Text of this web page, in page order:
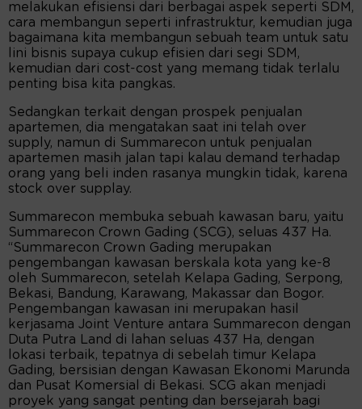
melakukan efisiensi dari berbagai aspek seperti SDM,
cara membangun seperti infrastruktur, kemudian juga
bagaimana kita membangun sebuah team untuk satu
lini bisnis supaya cukup efisien dari segi SDM,
kemudian dari cost-cost yang memang tidak terlalu
penting bisa kita pangkas.
Sedangkan terkait dengan prospek penjualan
apartemen, dia mengatakan saat ini telah over
supply, namun di Summarecon untuk penjualan
apartemen masih jalan tapi kalau demand terhadap
orang yang beli inden rasanya mungkin tidak, karena
stock over supplay.
Summarecon membuka sebuah kawasan baru, yaitu
Summarecon Crown Gading (SCG), seluas 437 Ha.
“Summarecon Crown Gading merupakan
pengembangan kawasan berskala kota yang ke-8
oleh Summarecon, setelah Kelapa Gading, Serpong,
Bekasi, Bandung, Karawang, Makassar dan Bogor.
Pengembangan kawasan ini merupakan hasil
kerjasama Joint Venture antara Summarecon dengan
Duta Putra Land di lahan seluas 437 Ha, dengan
lokasi terbaik, tepatnya di sebelah timur Kelapa
Gading, bersisian dengan Kawasan Ekonomi Marunda
dan Pusat Komersial di Bekasi. SCG akan menjadi
proyek yang sangat penting dan bersejarah bagi